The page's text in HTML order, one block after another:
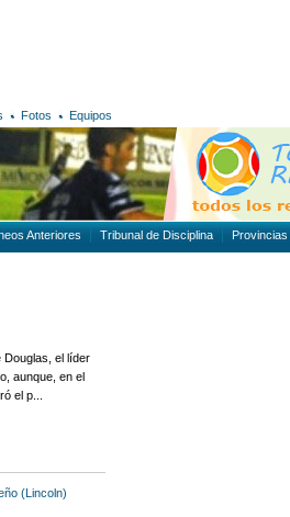
Fotos Equipos
Anteriores Tribunal de Disciplina Provincias
Douglas, el líder
aunque, en el
el p...
(Lincoln)